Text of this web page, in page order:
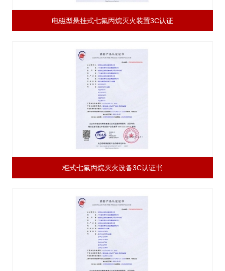
电磁型悬挂式七氟丙烷灭火装置3C认证
柜式七氟丙烷灭火设备3C认证书